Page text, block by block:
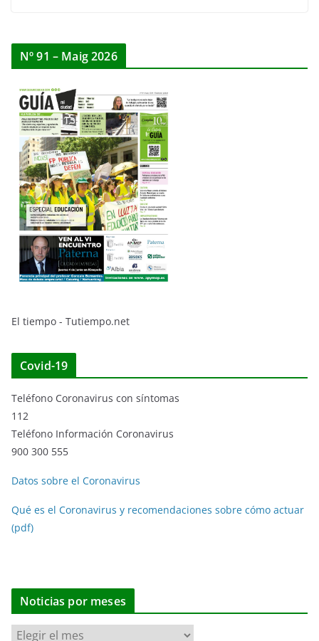
Nº 91 – Maig 2026
El tiempo - Tutiempo.net
Covid-19
Teléfono Coronavirus con síntomas
112
Teléfono Información Coronavirus
900 300 555
Datos sobre el Coronavirus
Qué es el Coronavirus y recomendaciones sobre cómo actuar
(pdf)
Noticias por meses
N